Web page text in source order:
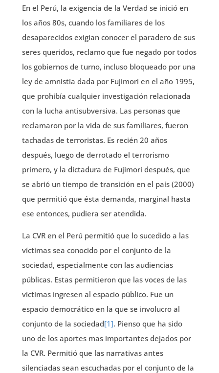
En el Perú, la exigencia de la Verdad se inició en
los años 80s, cuando los familiares de los
desaparecidos exigían conocer el paradero de sus
seres queridos, reclamo que fue negado por todos
los gobiernos de turno, incluso bloqueado por una
ley de amnistía dada por Fujimori en el año 1995,
que prohibía cualquier investigación relacionada
con la lucha antisubversiva. Las personas que
reclamaron por la vida de sus familiares, fueron
tachadas de terroristas. Es recién 20 años
después, luego de derrotado el terrorismo
primero, y la dictadura de Fujimori después, que
se abrió un tiempo de transición en el país (2000)
que permitió que ésta demanda, marginal hasta
ese entonces, pudiera ser atendida.
La CVR en el Perú permitió que lo sucedido a las
víctimas sea conocido por el conjunto de la
sociedad, especialmente con las audiencias
públicas. Estas permitieron que las voces de las
víctimas ingresen al espacio público. Fue un
espacio democrático en la que se involucro al
conjunto de la sociedad[1]. Pienso que ha sido
uno de los aportes mas importantes dejados por
la CVR. Permitió que las narrativas antes
silenciadas sean escuchadas por el conjunto de la